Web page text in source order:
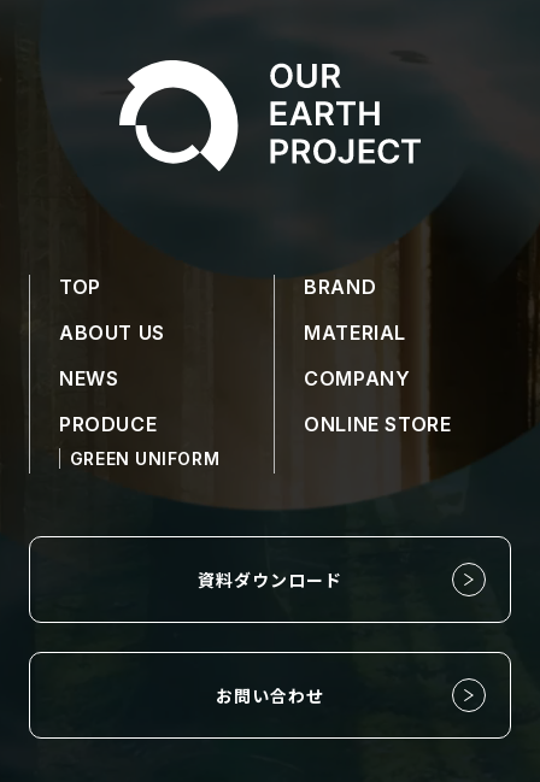
お問い合わせ
利用規約
TOP
ABOUT US
NEWS
PRODUCE
GREEN UNIFORM
BRAND
MATERIAL
COMPANY
ONLINE STORE
資料ダウンロード
お問い合わせ